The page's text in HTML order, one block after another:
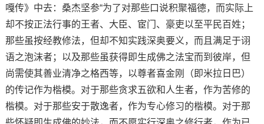
嘎传》中去：桑杰坚参“为了对那些口说积聚福德，而实际上
却不按正法行事的王者、大臣、宦门、豪吏以至平民百姓；
那些虽按经教修法，但却不知实践深奥要义，而且满足于诩
语之泡沫者；以及那些虽获得即生成佛之法宝而到彼岸，但
尚需使其善业清净之格西等，以尊者喜金刚（即米拉日巴）
的传记作为楷模。对于那些贪求五欲和人生者，作为苦修的
楷模。对于那些安于散逸者，作为专心修习的楷模。对于那